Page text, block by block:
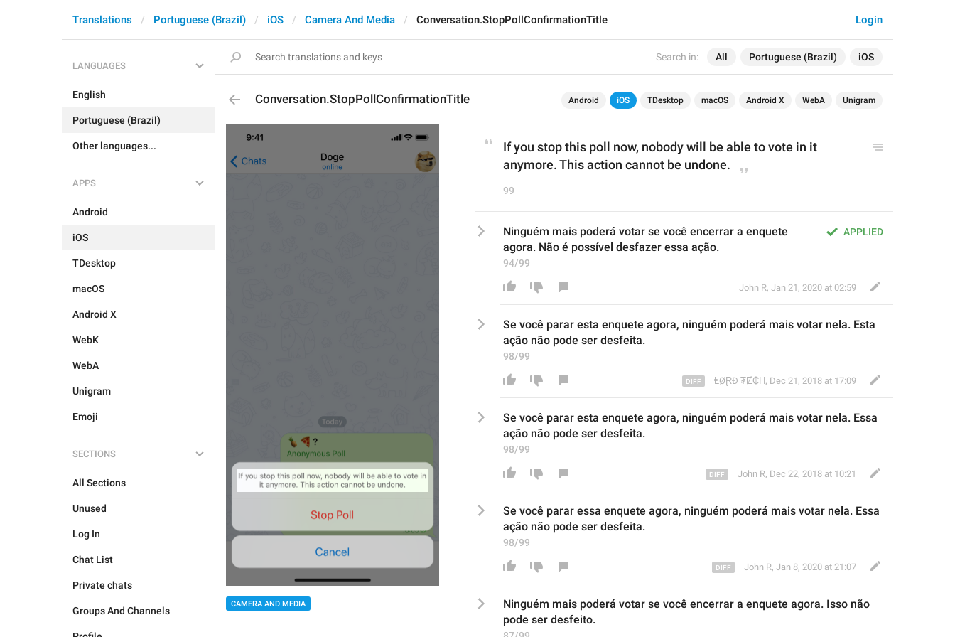
Search in: All Portuguese (Brazil) iOS
Login
Translations Portuguese (Brazil) iOS Camera And Media Conversation.StopPollConfirmationTitle
LANGUAGES
English
Portuguese (Brazil)
Other languages...
APPS
Android
iOS
TDesktop
macOS
Android X
WebK
WebA
Unigram
Emoji
SECTIONS
All Sections
Unused
Log In
Chat List
Private chats
Groups And Channels
Conversation.StopPollConfirmationTitle Android iOS TDesktop macOS Android X WebA Unigram
CAMERA AND MEDIA
If you stop this poll now, nobody will be able to vote in it
anymore. This action cannot be undone.
99
APPLIED
Ninguém mais poderá votar se você encerrar a enquete
agora. Não é possível desfazer essa ação.
94/99
John R, Jan 21, 2020 at 02:59
Se você parar esta enquete agora, ninguém poderá mais votar nela. Esta
ação não pode ser desfeita.
98/99
ⱠØⱤĐ ₮Ɇ₵Ⱨ, Dec 21, 2018 at 17:09
Se você parar esta enquete agora, ninguém poderá mais votar nela. Essa
ação não pode ser desfeita.
98/99
John R, Dec 22, 2018 at 10:21
Se você parar essa enquete agora, ninguém poderá mais votar nela. Essa
ação não pode ser desfeita.
98/99
John R, Jan 8, 2020 at 21:07
Ninguém mais poderá votar se você encerrar a enquete agora. Isso não
pode ser desfeito.